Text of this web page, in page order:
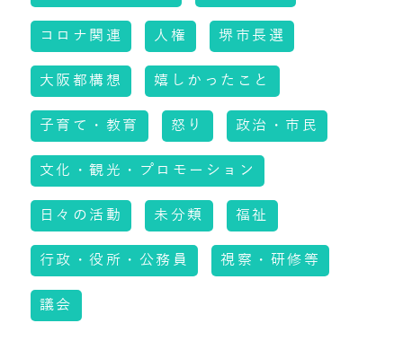
コロナ関連 人権 堺市長選
大阪都構想 嬉しかったこと
子育て・教育 怒り 政治・市民
文化・観光・プロモーション
日々の活動 未分類 福祉
行政・役所・公務員 視察・研修等
議会